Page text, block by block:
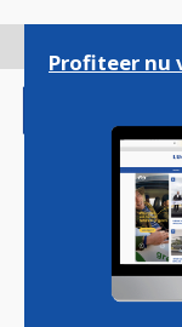
gaan
Magazine
Profiteer nu